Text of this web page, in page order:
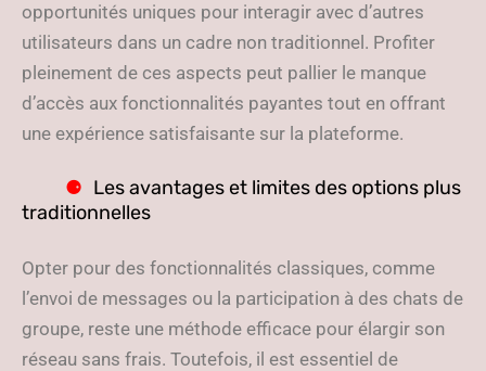
opportunités uniques pour interagir avec d’autres
utilisateurs dans un cadre non traditionnel. Profiter
pleinement de ces aspects peut pallier le manque
d’accès aux fonctionnalités payantes tout en offrant
une expérience satisfaisante sur la plateforme.
Les avantages et limites des options plus
traditionnelles
Opter pour des fonctionnalités classiques, comme
l’envoi de messages ou la participation à des chats de
groupe, reste une méthode efficace pour élargir son
réseau sans frais. Toutefois, il est essentiel de